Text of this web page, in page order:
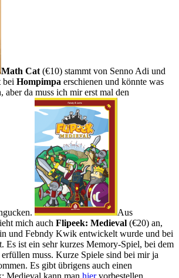
Math Cat (€10) stammt von Senno Adi und
bei Hompimpa erschienen und könnte was
aber da muss ich mir erst mal den
Aus
mich auch Flipeek: Medieval (€20) an,
und Febndy Kwik entwickelt wurde und bei
Es ist ein sehr kurzes Memory-Spiel, bei dem
muss. Kurze Spiele sind bei mir ja
Es gibt übrigens auch einen
Medieval kann man hiervorbestellen.